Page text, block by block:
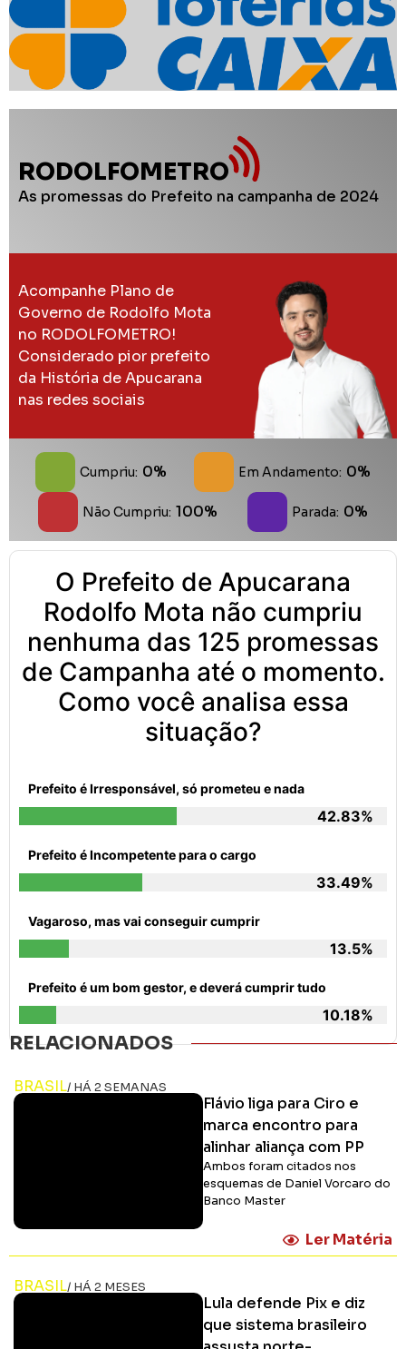
RODOLFOMETRO
As promessas do Prefeito na campanha de 2024
Acompanhe Plano de
Governo de Rodolfo Mota
no RODOLFOMETRO!
Considerado pior prefeito
da História de Apucarana
nas redes sociais
Cumpriu: 0% Em Andamento: 0%
Não Cumpriu: 100% Parada: 0%
O Prefeito de Apucarana
Rodolfo Mota não cumpriu
nenhuma das 125 promessas
de Campanha até o momento.
Como você analisa essa
situação?
Prefeito é Irresponsável, só prometeu e nada
42.83%
Prefeito é Incompetente para o cargo
33.49%
Vagaroso, mas vai conseguir cumprir
13.5%
Prefeito é um bom gestor, e deverá cumprir tudo
10.18%
RELACIONADOS
BRASIL/ HÁ 2 SEMANAS
Flávio liga para Ciro e
marca encontro para
alinhar aliança com PP
Ambos foram citados nos
esquemas de Daniel Vorcaro do
Banco Master
Ler Matéria
BRASIL/ HÁ 2 MESES
Lula defende Pix e diz
que sistema brasileiro